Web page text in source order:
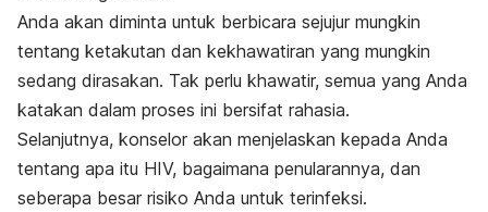
Anda akan diminta untuk berbicara sejujur mungkin
tentang ketakutan dan kekhawatiran yang mungkin
sedang dirasakan. Tak perlu khawatir, semua yang Anda
katakan dalam proses ini bersifat rahasia.
Selanjutnya, konselor akan menjelaskan kepada Anda
tentang apa itu HIV, bagaimana penularannya, dan
seberapa besar risiko Anda untuk terinfeksi.